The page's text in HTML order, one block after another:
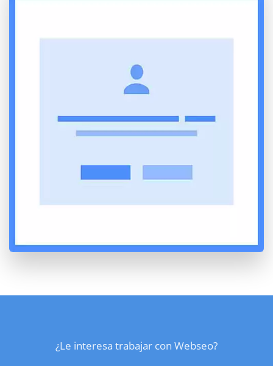
¿Le interesa trabajar con Webseo?